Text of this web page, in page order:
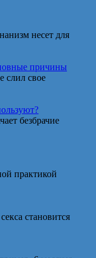
несет для
причины
слил свое
безбрачие
практикой
становится